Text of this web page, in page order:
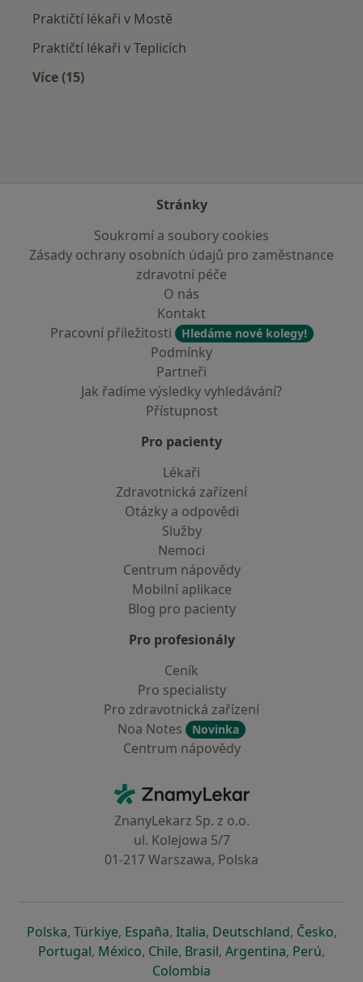
Praktičtí lékaři v Mostě
Praktičtí lékaři v Teplicích
Více (15)
Stránky
Soukromí a soubory cookies
Zásady ochrany osobních údajů pro zaměstnance
zdravotní péče
O nás
Kontakt
Pracovní příležitosti
Hledáme nové kolegy!
Podmínky
Partneři
Jak řadíme výsledky vyhledávání?
Přístupnost
Pro pacienty
Lékaři
Zdravotnická zařízení
Otázky a odpovědi
Služby
Nemoci
Centrum nápovědy
Mobilní aplikace
Blog pro pacienty
Pro profesionály
Ceník
Pro specialisty
Pro zdravotnická zařízení
Noa Notes
Novinka
Centrum nápovědy
ZnamyLekar - Hlavní stránka
ZnanyLekarz Sp. z o.o.
ul. Kolejowa 5/7
01-217 Warszawa, Polska
Polskase otevře v nové záložce
, Türkiyese otevře v nové záložce
, Españase otevře v nové záložce
, Italiase otevře v nové záložce
, Deutschlandse otevře v
, Českose
,
Portugalse otevře v nové záložce
, Méxicose otevře v nové záložce
, Chilese otevře v nové záložce
, Brasilse otevře v nové
, Argentinase otevře v
, Perúse
,
Colombia